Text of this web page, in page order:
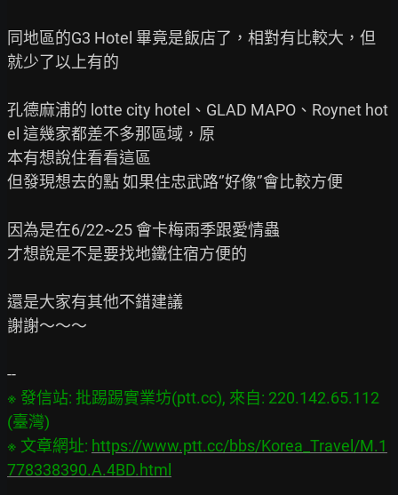
同地區的G3 Hotel 畢竟是飯店了，相對有比較大，但
就少了以上有的
孔德麻浦的 lotte city hotel、GLAD MAPO、Roynet hot
el 這幾家都差不多那區域，原
本有想說住看看這區
但發現想去的點 如果住忠武路‘’好像‘’會比較方便
因為是在6/22~25 會卡梅雨季跟愛情蟲
才想說是不是要找地鐵住宿方便的
還是大家有其他不錯建議
謝謝～～～
※ 發信站: 批踢踢實業坊(ptt.cc), 來自: 220.142.65.112
(臺灣)
※ 文章網址: https://www.ptt.cc/bbs/Korea_Travel/M.1
778338390.A.4BD.html